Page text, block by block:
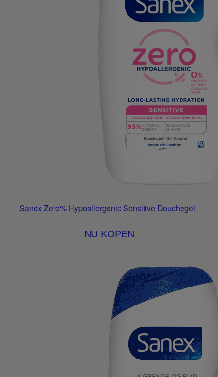
Sanex Zero% Hypoallergenic Sensitive Douchegel
NU KOPEN